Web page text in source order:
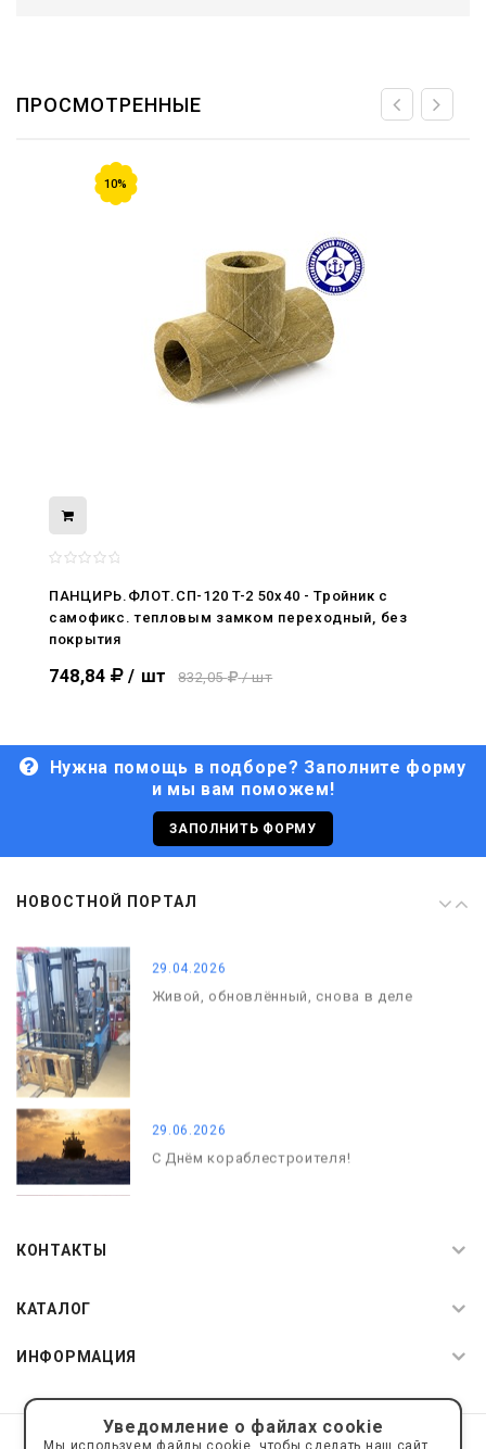
ПРОСМОТРЕННЫЕ
10%
ПАНЦИРЬ.ФЛОТ.СП-120 T-2 50x40 - Тройник c
самофикс. тепловым замком переходный, без
покрытия
748,84 / шт 832,05 / шт
Нужна помощь в подборе? Заполните форму
и мы вам поможем!
ЗАПОЛНИТЬ ФОРМУ
НОВОСТНОЙ ПОРТАЛ
нами
29.06.2026
С Днём кораблестроителя!
С Днём Победы. Память, которая с
29.04.2026
Живой, обновлённый, снова в деле
29.06.2026
С Днём кораблестроителя!
КОНТАКТЫ
КАТАЛОГ
ИНФОРМАЦИЯ
© 2019—2026 Интернет пространство АкваРос sale@a-ros.ru
Уведомление о файлах cookie
Мы используем файлы cookie, чтобы сделать наш сайт